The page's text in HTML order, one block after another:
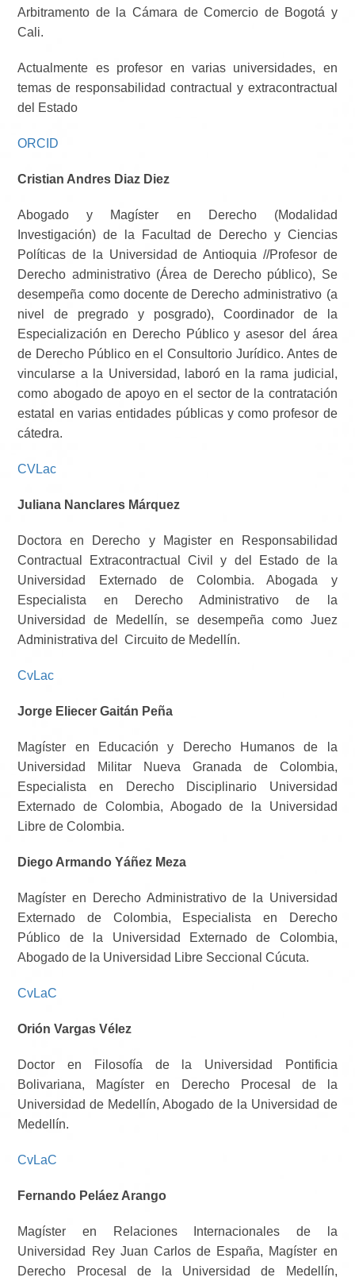
Arbitramento de la Cámara de Comercio de Bogotá y
Cali.
Actualmente es profesor en varias universidades, en
temas de responsabilidad contractual y extracontractual
del Estado
ORCID
Cristian Andres Diaz Diez
Abogado y Magíster en Derecho (Modalidad
Investigación) de la Facultad de Derecho y Ciencias
Políticas de la Universidad de Antioquia //Profesor de
Derecho administrativo (Área de Derecho público), Se
desempeña como docente de Derecho administrativo (a
nivel de pregrado y posgrado), Coordinador de la
Especialización en Derecho Público y asesor del área
de Derecho Público en el Consultorio Jurídico. Antes de
vincularse a la Universidad, laboró en la rama judicial,
como abogado de apoyo en el sector de la contratación
estatal en varias entidades públicas y como profesor de
cátedra.
CVLac
Juliana Nanclares Márquez
Doctora en Derecho y Magister en Responsabilidad
Contractual Extracontractual Civil y del Estado de la
Universidad Externado de Colombia. Abogada y
Especialista en Derecho Administrativo de la
Universidad de Medellín, se desempeña como Juez
Administrativa del Circuito de Medellín.
CvLac
Jorge Eliecer Gaitán Peña
Magíster en Educación y Derecho Humanos de la
Universidad Militar Nueva Granada de Colombia,
Especialista en Derecho Disciplinario Universidad
Externado de Colombia, Abogado de la Universidad
Libre de Colombia.
Diego Armando Yáñez Meza
Magíster en Derecho Administrativo de la Universidad
Externado de Colombia, Especialista en Derecho
Público de la Universidad Externado de Colombia,
Abogado de la Universidad Libre Seccional Cúcuta.
CvLaC
Orión Vargas Vélez
Doctor en Filosofía de la Universidad Pontificia
Bolivariana, Magíster en Derecho Procesal de la
Universidad de Medellín, Abogado de la Universidad de
Medellín.
CvLaC
Fernando Peláez Arango
Magíster en Relaciones Internacionales de la
Universidad Rey Juan Carlos de España, Magíster en
Derecho Procesal de la Universidad de Medellín,